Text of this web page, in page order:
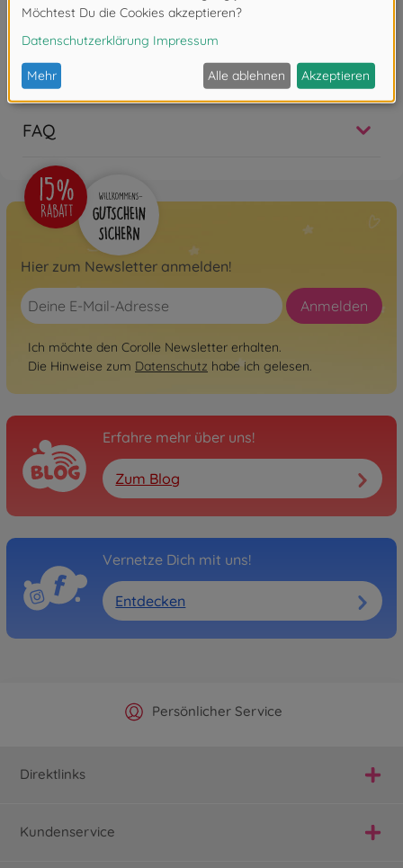
Bewertungen (1)
FAQ
Hier zum Newsletter anmelden!
Anmelden
Ich möchte den Corolle Newsletter erhalten.
Die Hinweise zum Datenschutz habe ich gelesen.
Erfahre mehr über uns!
Zum Blog
Vernetze Dich mit uns!
Entdecken
Offizieller Hersteller Shop
Persönlicher Service
Versandkostenfrei ab 25€
Schnelle Lieferung
Direktlinks
Kundenservice